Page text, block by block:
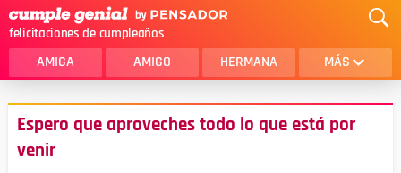
felicitaciones de cumpleaños
AMIGA AMIGO HERMANA MÁS
MAMA
AMOR
Espero que aproveches todo lo que está por
venir